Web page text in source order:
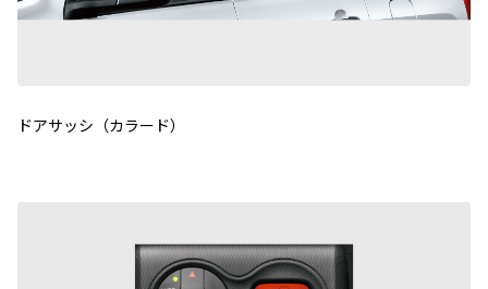
ドアサッシ（カラード）